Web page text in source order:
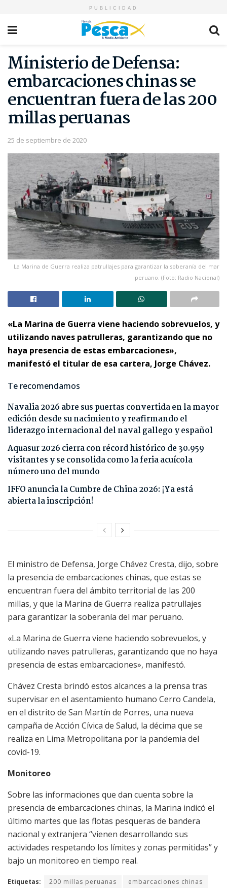
PUBLICIDAD
Ministerio de Defensa:
embarcaciones chinas se
encuentran fuera de las 200
millas peruanas
25 de septiembre de 2020
La Marina de Guerra realiza patrullajes para garantizar la soberanía del mar
peruano. (Foto: Radio Nacional)
«La Marina de Guerra viene haciendo sobrevuelos, y
utilizando naves patrulleras, garantizando que no
haya presencia de estas embarcaciones»,
manifestó el titular de esa cartera, Jorge Chávez.
Te recomendamos
Navalia 2026 abre sus puertas convertida en la mayor
edición desde su nacimiento y reafirmando el
liderazgo internacional del naval gallego y español
Aquasur 2026 cierra con récord histórico de 30.959
visitantes y se consolida como la feria acuícola
número uno del mundo
IFFO anuncia la Cumbre de China 2026: ¡Ya está
abierta la inscripción!
El ministro de Defensa, Jorge Chávez Cresta, dijo, sobre
la presencia de embarcaciones chinas, que estas se
encuentran fuera del ámbito territorial de las 200
millas, y que la Marina de Guerra realiza patrullajes
para garantizar la soberanía del mar peruano.
«La Marina de Guerra viene haciendo sobrevuelos, y
utilizando naves patrulleras, garantizando que no haya
presencia de estas embarcaciones», manifestó.
Chávez Cresta brindó estos alcances a la prensa tras
supervisar en el asentamiento humano Cerro Candela,
en el distrito de San Martín de Porres, una nueva
campaña de Acción Cívica de Salud, la décima que se
realiza en Lima Metropolitana por la pandemia del
covid-19.
Monitoreo
Sobre las informaciones que dan cuenta sobre la
presencia de embarcaciones chinas, la Marina indicó el
último martes que las flotas pesqueras de bandera
nacional y extranjera “vienen desarrollando sus
actividades respetando los límites y zonas permitidas” y
bajo un monitoreo en tiempo real.
Etiquetas: 200 millas peruanas
embarcaciones chinas